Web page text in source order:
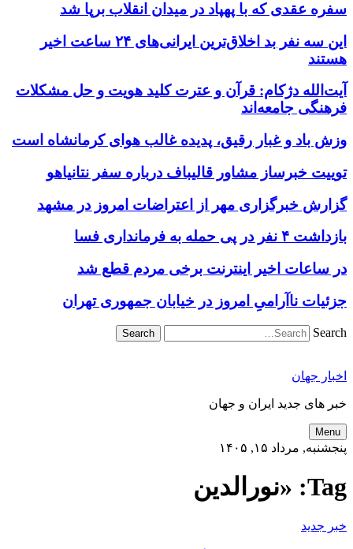
سفره عقدی که با پهپاد در میدان انقلاب برپا شد
این سه نفر بد اخلاق‌ترین ایرانی‌های ۲۴ ساعت اخیر
هستند
آیت‌الله دژکام: قرآن و عترت کلید هویت و حل مشکلات
فرهنگی جامعه‌اند
وزش باد و غبار رقیق، پدیده غالب هوای کرمانشاه است
توییت خبرساز مشاور قالیباف درباره سفر نتانیاهو
گزارش خبرگزاری مهر از اعتراضات امروز در مشهد
بازداشت ۴ نفر در پی حمله به فرمانداری فسا
در ساعات اخیر اینترنت برخی مردم قطع شد
جزئیات ناآرامیِ امروز در خیابان جمهوری تهران
Search
اخبار جهان
خبر های جدید ایران و جهان
Menu
پنجشنبه, مرداد ۱۵, ۱۴۰۵
Tag: «نورالدین
خبر جدید